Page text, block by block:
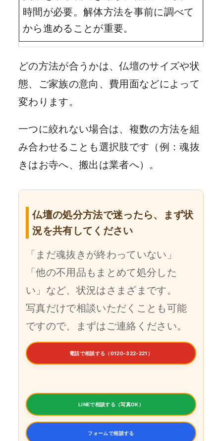
時間が必要。解体方法を事前に調べて
から進めることが重要。
どの方法が合うかは、仏壇のサイズや状
態、ご家族の意向、費用面などによって
変わります。
一つに絞れない場合は、複数の方法を組
み合わせることも選択肢です（例：魂抜
きはお寺へ、搬出は業者へ）。
仏壇の処分方法で迷ったら、まず状
況を共有してください
「まだ魂抜きが終わっていない」
「他の不用品もまとめて処分した
い」など、状況はさまざまです。
写真だけで相談いただくことも可能
ですので、まずはご連絡ください。
電話で相談する（0120-322-221）
LINEで相談する（写真OK）
フォームで相談する